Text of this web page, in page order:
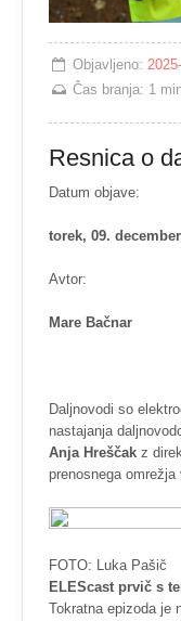
Objavljeno:
Čas branja: 1
Resnica o
Datum objave:
torek, 09.
Avtor:
Mare Bačnar
Daljnovodi so
nastajanja
Anja Hreščak z
prenosnega
FOTO: Luka Pašič
ELEScast prvič s
Tokratna epizoda je